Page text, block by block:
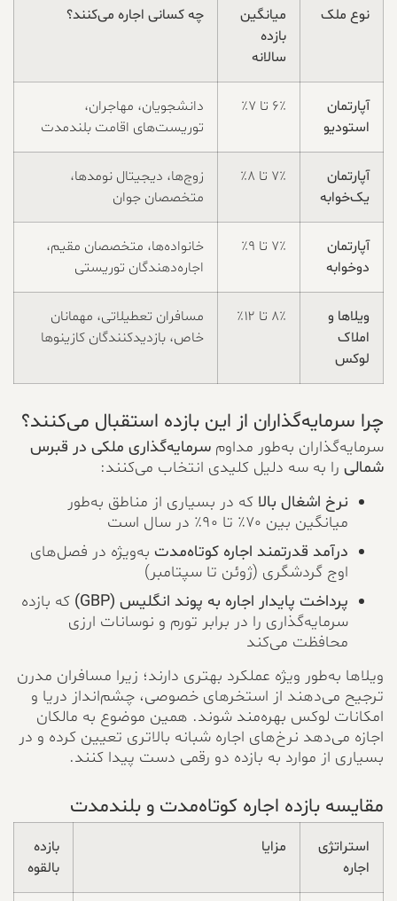
نوع ملک
میانگین
بازده
سالانه
چه کسانی اجاره می‌کنند؟
آپارتمان
استودیو
۶٪ تا ۷٪
دانشجویان، مهاجران،
توریست‌های اقامت بلندمدت
آپارتمان
یک‌خوابه
۷٪ تا ۸٪
زوج‌ها، دیجیتال نومدها،
متخصصان جوان
آپارتمان
دوخوابه
۷٪ تا ۹٪
خانواده‌ها، متخصصان مقیم،
اجاره‌دهندگان توریستی
ویلاها و
املاک
لوکس
۸٪ تا ۱۲٪
مسافران تعطیلاتی، مهمانان
خاص، بازدیدکنندگان کازینوها
چرا سرمایه‌گذاران از این بازده استقبال می‌کنند؟
سرمایه‌گذاران به‌طور مداوم سرمایه‌گذاری ملکی در قبرس
شمالیرا به سه دلیل کلیدی انتخاب می‌کنند:
نرخ اشغال بالاکه در بسیاری از مناطق به‌طور
میانگین بین ۷۰٪ تا ۹۰٪ در سال است
درآمد قدرتمند اجاره کوتاه‌مدتبه‌ویژه در فصل‌های
اوج گردشگری (ژوئن تا سپتامبر)
پرداخت پایدار اجاره به پوند انگلیس (GBP)
که بازده
سرمایه‌گذاری را در برابر تورم و نوسانات ارزی
محافظت می‌کند
ویلاها به‌طور ویژه عملکرد بهتری دارند؛ زیرا مسافران مدرن
ترجیح می‌دهند از استخرهای خصوصی، چشم‌انداز دریا و
امکانات لوکس بهره‌مند شوند. همین موضوع به مالکان
اجازه می‌دهد نرخ‌های اجاره شبانه بالاتری تعیین کرده و در
بسیاری از موارد به بازده دو رقمی دست پیدا کنند.
مقایسه بازده اجاره کوتاه‌مدت و بلندمدت
استراتژی
اجاره
مزایا
بازده
بالقوه